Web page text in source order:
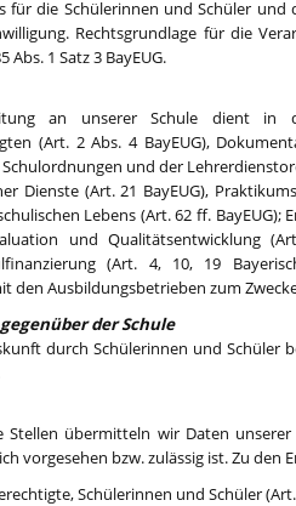
für die Schülerinnen und Schüler
Rechtsgrundlage für die
Abs. 1 Satz 3 BayEUG.
an unserer Schule dient in
(Art. 2 Abs. 4 BayEUG),
und der
Dienste (Art. 21 BayEUG),
Lebens (Art. 62 ff.
und Qualitätsentwicklung
(Art. 4, 10, 19
den Ausbildungsbetrieben zum
der Schule
durch Schülerinnen und Schüler
Stellen übermitteln wir Daten
vorgesehen bzw. zulässig ist. Zu den
Schülerinnen und Schüler (Art.